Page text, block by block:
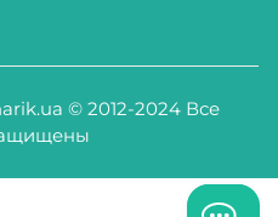
© 2012-2024 Все